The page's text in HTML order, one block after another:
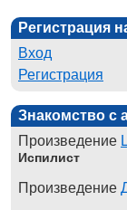
Регистрация
Вход
Регистрация
Знакомство с
Произведение
Испилист
Произведение